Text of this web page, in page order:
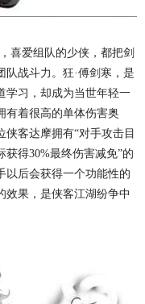
喜爱组队的少侠，都把剑
队战斗力。狂·傅剑寒，是
学习，却成为当世年轻一
有着很高的单体伤害奥
侠客达摩拥有“对手攻击目
得30%最终伤害减免”的
以后会获得一个功能性的
效果，是侠客江湖纷争中